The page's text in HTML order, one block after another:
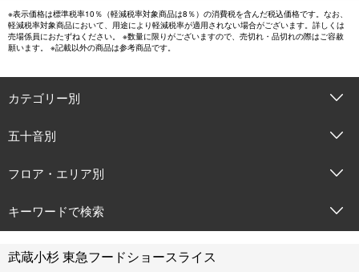
※表示価格は標準税率10％（軽減税率対象商品は8％）の消費税を含んだ税込価格です。なお、
軽減税率対象商品において、用途により軽減税率が適用されない場合がございます。詳しくは
売場係員におたずねください。 ※数量に限りがございますので、売切れ・品切れの際はご容赦
願います。 ※記載以外の商品は参考商品です。
カテゴリー別
五十音別
フロア・エリア別
キーワードで検索
武蔵小杉 東急フードショースライス